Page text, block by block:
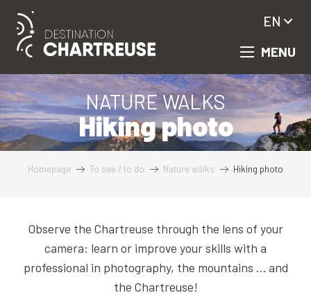
contenu
principal
MENU
EN
NATURE WALKS
Hiking photo
Homepage To see / to do Nature walks Hiking photo
Observe the Chartreuse through the lens of your
camera: learn or improve your skills with a
professional in photography, the mountains … and
the Chartreuse!